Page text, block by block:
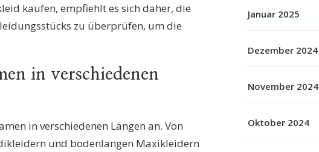
kaufen, empfiehlt es sich daher, die
zu überprüfen, um die
in verschiedenen
in verschiedenen Längen an. Von
und bodenlangen Maxikleidern
Januar 2025
Dezember 2024
November 2024
Oktober 2024